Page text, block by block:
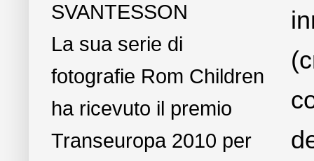
SVANTESSON
La sua serie di
fotografie Rom Children
ha ricevuto il premio
Transeuropa 2010 per